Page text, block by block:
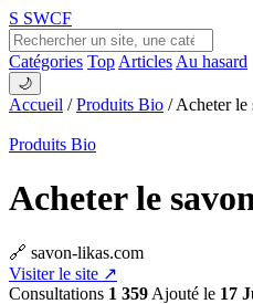
S SWCF
Catégories Top Articles Au hasard
🌙
Accueil /Produits Bio /Acheter le
Produits Bio
Acheter le
🔗 savon-likas.com
Visiter le site ↗
Consultations 1 359 Ajouté le 17